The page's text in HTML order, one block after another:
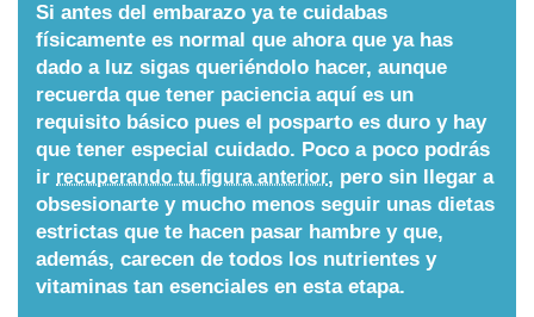
Nombres
Cuentos
Si antes del embarazo ya te cuidabas
físicamente es normal que ahora que ya has
dado a luz sigas queriéndolo hacer, aunque
recuerda que tener paciencia aquí es un
requisito básico pues el posparto es duro y hay
que tener especial cuidado. Poco a poco podrás
ir recuperando tu figura anterior, pero sin llegar a
obsesionarte y mucho menos seguir unas dietas
estrictas que te hacen pasar hambre y que,
además, carecen de todos los nutrientes y
vitaminas tan esenciales en esta etapa.